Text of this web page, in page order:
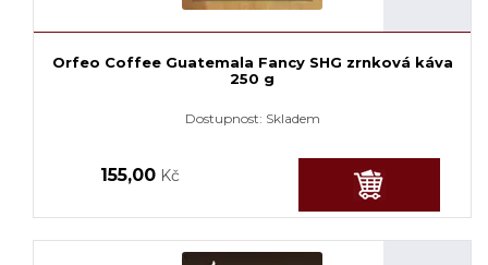
Orfeo Coffee Guatemala Fancy SHG zrnková káva
250 g
Dostupnost: Skladem
155,00 Kč